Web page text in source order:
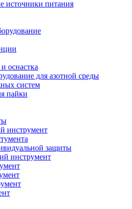
источники питания
оснастка
для азотной среды
систем
пайки
инструмент
защиты
инструмент